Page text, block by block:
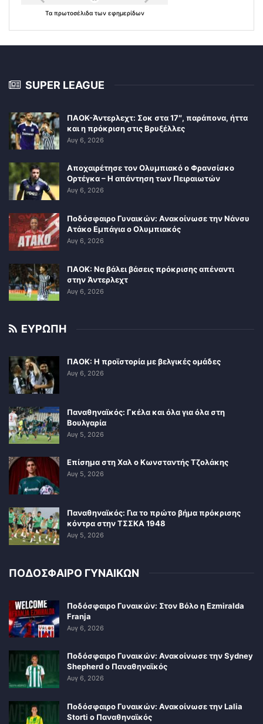
Τα πρωτοσέλιδα των εφημερίδων
SUPER LEAGUE
ΠΑΟΚ-Άντερλεχτ: Σοκ στα 17″, παράπονα, ήττα
και η πρόκριση στις Βρυξέλλες
Αυγ 6, 2026
Αποχαιρέτησε τον Ολυμπιακό ο Φρανσίσκο
Ορτέγκα – Η απάντηση των Πειραιωτών
Αυγ 6, 2026
Ποδόσφαιρο Γυναικών: Ανακοίνωσε την Νάνσυ
Ατάκο Εμπάγια ο Ολυμπιακός
Αυγ 6, 2026
ΠΑΟΚ: Να βάλει βάσεις πρόκρισης απέναντι
στην Άντερλεχτ
Αυγ 6, 2026
ΕΥΡΩΠΗ
ΠΑΟΚ: Η προϊστορία με βελγικές ομάδες
Αυγ 6, 2026
Παναθηναϊκός: Γκέλα και όλα για όλα στη
Βουλγαρία
Αυγ 5, 2026
Επίσημα στη Χαλ ο Κωνσταντής Τζολάκης
Αυγ 5, 2026
Παναθηναϊκός: Για το πρώτο βήμα πρόκρισης
κόντρα στην ΤΣΣΚΑ 1948
Αυγ 5, 2026
ΠΟΔΟΣΦΑΙΡΟ ΓΥΝΑΙΚΩΝ
Ποδόσφαιρο Γυναικών: Στον Βόλο η Ezmiralda
Franja
Αυγ 6, 2026
Ποδόσφαιρο Γυναικών: Ανακοίνωσε την Sydney
Shepherd ο Παναθηναϊκός
Αυγ 6, 2026
Ποδόσφαιρο Γυναικών: Ανακοίνωσε την Lalia
Storti ο Παναθηναϊκός